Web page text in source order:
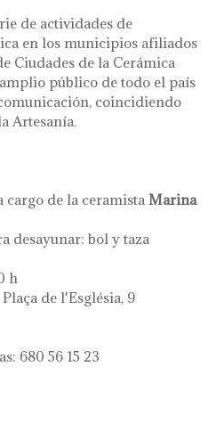
de actividades de
en los municipios afiliados
Ciudades de la Cerámica
público de todo el país
coincidiendo
Artesanía.
cargo de la ceramista Marina
desayunar: bol y taza
h
de l'Església, 9
680 56 15 23